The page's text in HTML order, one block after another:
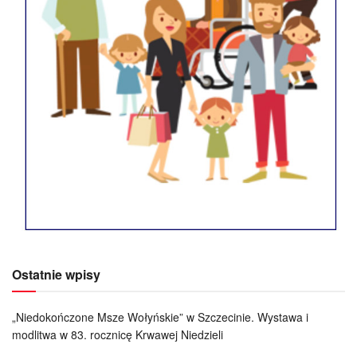
Ostatnie wpisy
„Niedokończone Msze Wołyńskie” w Szczecinie. Wystawa i
modlitwa w 83. rocznicę Krwawej Niedzieli